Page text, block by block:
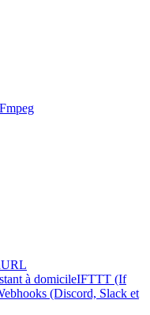
URL
à domicileIFTTT (If
(Discord, Slack et